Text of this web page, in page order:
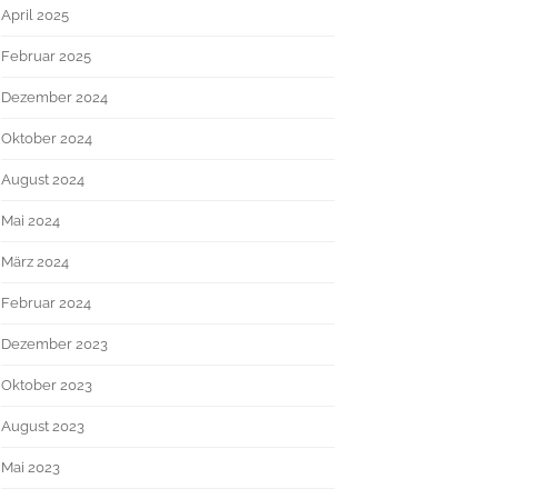
April 2025
Februar 2025
Dezember 2024
Oktober 2024
August 2024
Mai 2024
März 2024
Februar 2024
Dezember 2023
Oktober 2023
August 2023
Mai 2023